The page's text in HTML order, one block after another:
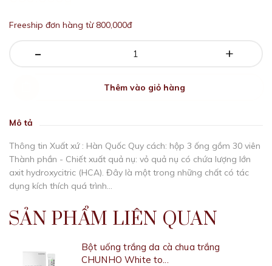
Freeship đơn hàng từ 800,000đ
- +
Thêm vào giỏ hàng
Mô tả
Thông tin Xuất xứ : Hàn Quốc Quy cách: hộp 3 ống gồm 30 viên
Thành phần - Chiết xuất quả nụ: vỏ quả nụ có chứa lượng lớn
axit hydroxycitric (HCA). Đây là một trong những chất có tác
dụng kích thích quá trình...
SẢN PHẨM LIÊN QUAN
Bột uống trắng da cà chua trắng
CHUNHO White to...